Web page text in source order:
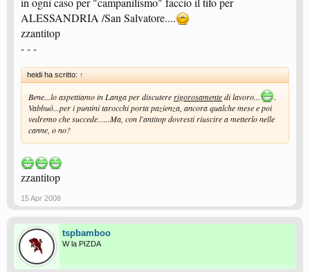
ALESSANDRIA /San Salvatore....
zzantitop
- - -
heidi ha scritto: ↑
Bene...lo aspettiamo in Langa per discutererigorosamentedi lavoro...
.
Vabbuò...per i puntini tarocchi porta pazienza, ancora qualche mese e poi
vedremo che succede......Ma, con l'antitop dovresti riuscire a metterlo nelle
canne, o no?
zzantitop
15 Apr 2008
tspbamboo
W la PIZDA